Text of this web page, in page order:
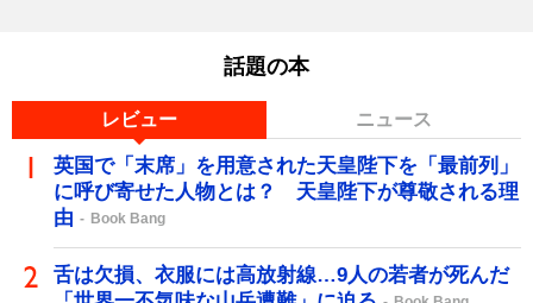
話題の本
レビュー ニュース
英国で「末席」を用意された天皇陛下を「最前列」
に呼び寄せた人物とは？ 天皇陛下が尊敬される理
由
Book Bang
舌は欠損、衣服には高放射線…9人の若者が死んだ